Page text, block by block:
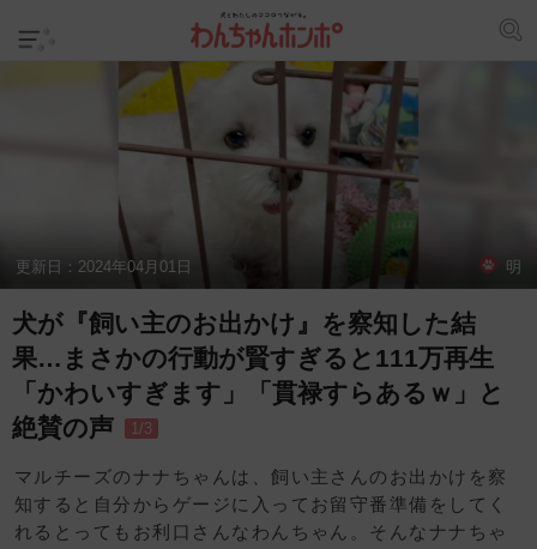
更新日： 2024年04月01日 明
犬が『飼い主のお出かけ』を察知した結
果…まさかの行動が賢すぎると111万再生
「かわいすぎます」「貫禄すらあるｗ」と
絶賛の声
1/3
マルチーズのナナちゃんは、飼い主さんのお出かけを察
知すると自分からゲージに入ってお留守番準備をしてく
れるとってもお利口さんなわんちゃん。そんなナナちゃ